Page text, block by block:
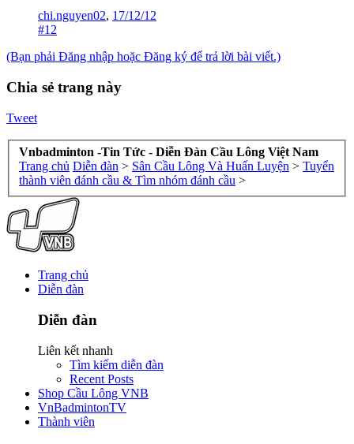
chi.nguyen02, 17/12/12
#12
(Bạn phải Đăng nhập hoặc Đăng ký để trả lời bài viết.)
Chia sẻ trang này
Tweet
Vnbadminton -Tin Tức - Diễn Đàn Cầu Lông Việt Nam
Trang chủ Diễn đàn > Sân Cầu Lông Và Huấn Luyện > Tuyển
thành viên đánh cầu & Tìm nhóm đánh cầu >
Trang chủ
Diễn đàn
Diễn đàn
Liên kết nhanh
Tìm kiếm diễn đàn
Recent Posts
Shop Cầu Lông VNB
VnBadmintonTV
Thành viên